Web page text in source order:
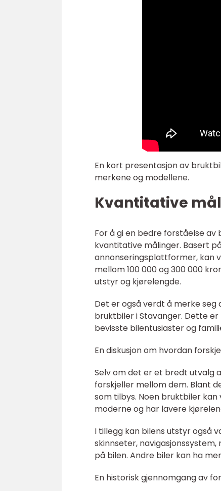
En kort presentasjon av
merkene og modellene.
Kvantitative
For å gi en bedre forståelse
kvantitative målinger. Basert
annonseringsplattformer, kan
mellom 100 000 og 300 000
utstyr og kjørelengde.
Det er også verdt å merke
bruktbiler i Stavanger. Dette
bevisste bilentusiaster og
En diskusjon om hvordan
Selv om det er et bredt utvalg
forskjeller mellom dem. Blant
som tilbys. Noen bruktbiler
moderne og har lavere
I tillegg kan bilens utstyr også
skinnseter,
på bilen. Andre biler kan ha
En historisk gjennomgang av